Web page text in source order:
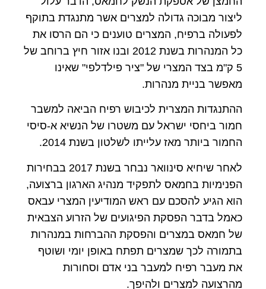
ליצור מבוכה גדולה למצרים אשר מתנגדת בתוקף
לפעולה ברפיח, המצרים טוענים כי הם הרסו את
כל המנהרות בשנת 2012 ובנו אזור חיץ ברוחב של
5 ק"מ בצד המצרי של "ציר פילדלפי" שאינו
מאפשר בניית מנהרות.
ההתנגדות המצרית לכיבוש רפיח הביאה למשבר
חמור ביחסי ישראל עם משטרו של הנשיא א-סיסי
החמור ביותר מאז עלייתו לשלטון בשנת 2014.
לאחר שיחיא סינוואר נבחר בשנת 2017 בבחירות
הפנימיות בחמאס לתפקיד מנהיג הארגון ברצועה,
הוא הגיע להסכם עם ראש המודיעין המצרי עבאס
כאמל בדבר הפסקת הפיגועים של הזרוע הצבאית
של חמאס במצרים והפסקת ההברחות במנהרות
בתמורה לכך שמצרים תפתח באופן יומי ושוטף
את מעבר רפיח למעבר בני אדם וסחורות
מהרצועה למצרים ולהיפך.